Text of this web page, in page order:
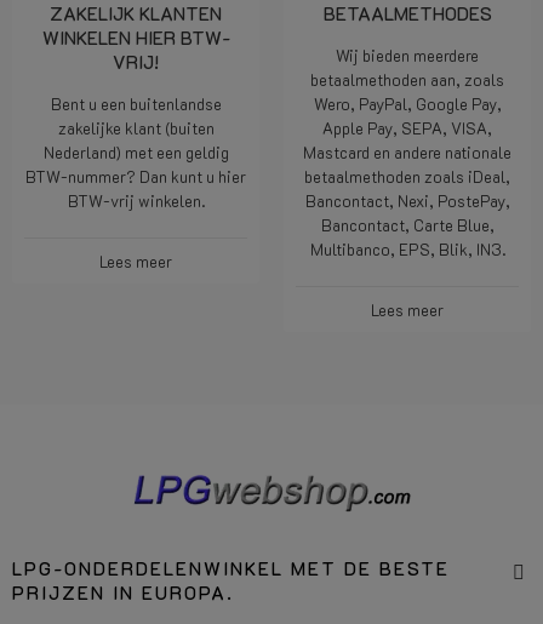
ZAKELIJK KLANTEN
WINKELEN HIER BTW-
VRIJ!
Bent u een buitenlandse
zakelijke klant (buiten
Nederland) met een geldig
BTW-nummer? Dan kunt u hier
BTW-vrij winkelen.
Lees meer
BETAALMETHODES
Wij bieden meerdere
betaalmethoden aan, zoals
Wero, PayPal, Google Pay,
Apple Pay, SEPA, VISA,
Mastcard en andere nationale
betaalmethoden zoals iDeal,
Bancontact, Nexi, PostePay,
Bancontact, Carte Blue,
Multibanco, EPS, Blik, IN3.
Lees meer
LPG-ONDERDELENWINKEL MET DE BESTE
PRIJZEN IN EUROPA.